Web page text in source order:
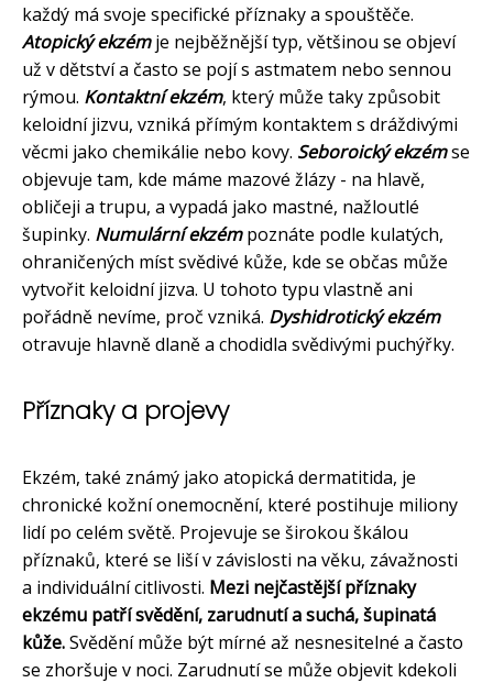
každý má svoje specifické příznaky a spouštěče.
Atopický ekzémje nejběžnější typ, většinou se objeví
už v dětství a často se pojí s astmatem nebo sennou
rýmou. Kontaktní ekzém, který může taky způsobit
keloidní jizvu, vzniká přímým kontaktem s dráždivými
věcmi jako chemikálie nebo kovy. Seboroický ekzémse
objevuje tam, kde máme mazové žlázy - na hlavě,
obličeji a trupu, a vypadá jako mastné, nažloutlé
šupinky. Numulární ekzémpoznáte podle kulatých,
ohraničených míst svědivé kůže, kde se občas může
vytvořit keloidní jizva. U tohoto typu vlastně ani
pořádně nevíme, proč vzniká. Dyshidrotický ekzém
otravuje hlavně dlaně a chodidla svědivými puchýřky.
Příznaky a projevy
Ekzém, také známý jako atopická dermatitida, je
chronické kožní onemocnění, které postihuje miliony
lidí po celém světě. Projevuje se širokou škálou
příznaků, které se liší v závislosti na věku, závažnosti
a individuální citlivosti. Mezi nejčastější příznaky
ekzému patří svědění, zarudnutí a suchá, šupinatá
kůže.Svědění může být mírné až nesnesitelné a často
se zhoršuje v noci. Zarudnutí se může objevit kdekoli